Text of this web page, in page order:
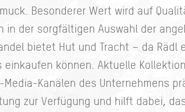
Besonderer Wert wird auf
in der sorgfältigen Auswahl der
bietet Hut und Tracht – da Rädl
einkaufen können. Aktuelle
Kanälen des Unternehmens
zur Verfügung und hilft dabei,